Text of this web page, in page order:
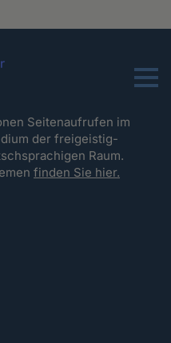
Menu
Seitenaufrufen im
der freigeistig-
Raum.
finden Sie hier.